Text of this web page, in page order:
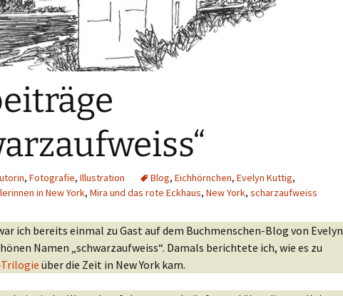
, Fotografie, Illustration Blog, Eichhörnchen, Evelyn Kuttig,
in New York, Mira und das rote Eckhaus, New York, scharzaufweiss
ich bereits einmal zu Gast auf dem Buchmenschen-Blog von Evelyn
Namen „schwarzaufweiss“. Damals berichtete ich, wie es zu
über die Zeit in New York kam.